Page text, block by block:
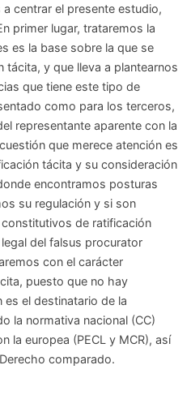
centrar el presente estudio,
primer lugar, trataremos la
es la base sobre la que se
tácita, y que lleva a plantearnos
que tiene este tipo de
como para los terceros,
representante aparente con la
que merece atención es
tácita y su consideración
encontramos posturas
su regulación y si son
de ratificación
del falsus procurator
con el carácter
puesto que no hay
es el destinatario de la
la normativa nacional (CC)
la europea (PECL y MCR), así
comparado.